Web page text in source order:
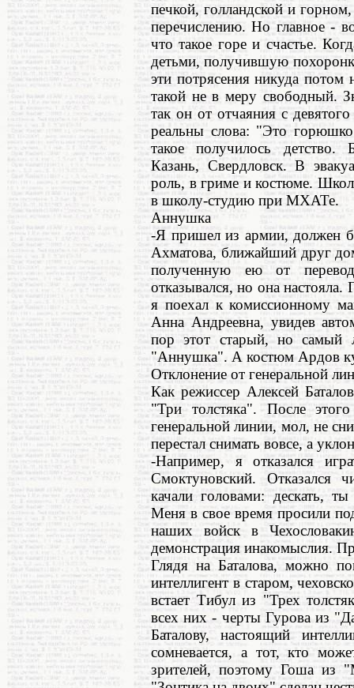
печкой, голландской и
перечислению. Но главное -
что такое горе и счастье.
детьми, получившую
эти потрясения никуда
такой не в меру свободный.
так он от отчаяния с
реальны слова: "Это
такое получилось детство.
Казань, Свердловск. В
роль, в гриме и костюме.
в школу-студию при МХАТе.
Аннушка
-Я пришел из армии, должен
Ахматова, ближайший друг
полученную ею от
отказывался, но она настояла.
я поехал к комиссионному
Анна Андреевна, увидев
пор этот старый, но самый
"Аннушка". А костюм Ардов
Отклонение от генеральной
Как режиссер Алексей
"Три толстяка". После
генеральной линии, мол, не
перестал снимать вовсе, а
-Например, я отказался
Смоктуновский. Отказался
качали головами: дескать,
Меня в свое время просили
наших войск в
демонстрация инакомыслия.
Глядя на Баталова, можно
интеллигент в старом,
встает Тибул из "Трех
всех них - черты Гурова из
Баталову, настоящий
сомневается, а тот, кто
зрителей, поэтому Гоша из